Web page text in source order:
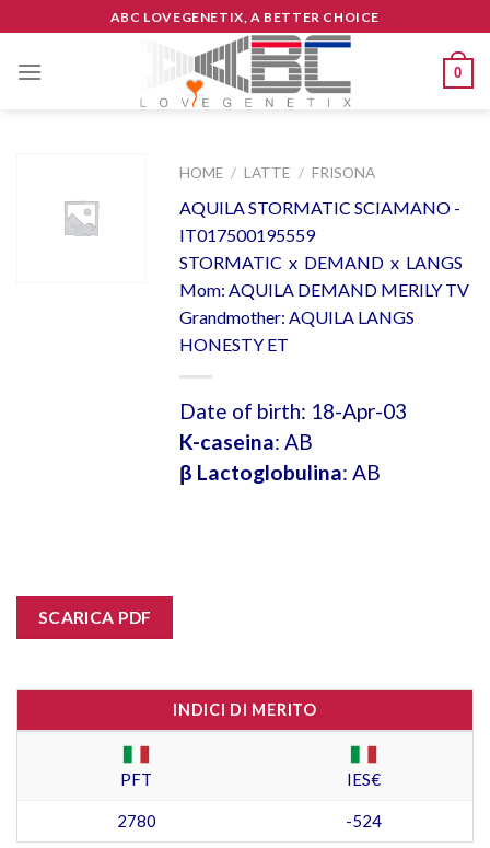
to
content
ABC LOVEGENETIX, A BETTER CHOICE
0
HOME / LATTE / FRISONA
AQUILA STORMATIC SCIAMANO -
IT017500195559
STORMATIC x DEMAND x LANGS
Mom: AQUILA DEMAND MERILY TV
Grandmother: AQUILA LANGS
HONESTY ET
Date of birth: 18-Apr-03
K-caseina: AB
β Lactoglobulina: AB
SCARICA PDF
INDICI DI MERITO
PFT IES€
2780 -524